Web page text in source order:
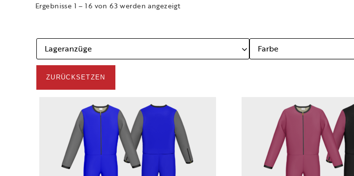
Ergebnisse 1 – 16 von 63 werden angezeigt
Lageranzüge Farbe
ZURÜCKSETZEN